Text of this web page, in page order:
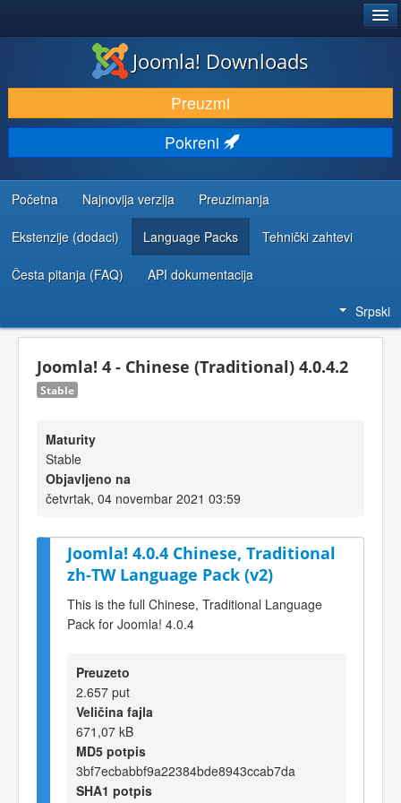
PREUZIMANJE I PROŠIRENJA (EKSTENZIJE)
OTKRIJTE I NAUČITE
ZAJEDNICA I PODRŠKA
RESURSI ZA RAZVOJ
Joomla! Downloads
Preuzmi
Pokreni
Početna Najnovija verzija Preuzimanja
Ekstenzije (dodaci) Language Packs Tehnički zahtevi
Česta pitanja (FAQ) API dokumentacija
Srpski
Joomla! 4 - Chinese (Traditional) 4.0.4.2
Stable
Maturity
Stable
Objavljeno na
četvrtak, 04 novembar 2021 03:59
Joomla! 4.0.4 Chinese, Traditional
zh-TW Language Pack (v2)
This is the full Chinese, Traditional Language
Pack for Joomla! 4.0.4
Preuzeto
2.657 put
Veličina fajla
671,07 kB
MD5 potpis
3bf7ecbabbf9a22384bde8943ccab7da
SHA1 potpis